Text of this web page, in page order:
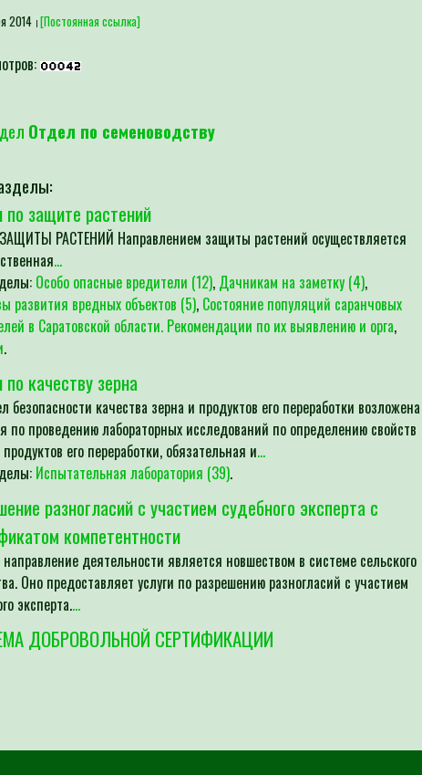
2014 [Постоянная ссылка]
Отдел по семеноводству
защите растений
РАСТЕНИЙ Направлением защиты растений осуществляется
...
Особо опасные вредители (12), Дачникам на заметку (4),
развития вредных объектов (5), Состояние популяций саранчовых
в Саратовской области. Рекомендации по их выявлению и орга,
.
качеству зерна
безопасности качества зерна и продуктов его переработки возложена
по проведению лабораторных исследований по определению свойств
его переработки, обязательная и...
Испытательная лаборатория (39).
разногласий с участием судебного эксперта с
компетентности
деятельности является новшеством в системе сельского
Оно предоставляет услуги по разрешению разногласий с участием
эксперта....
ДОБРОВОЛЬНОЙ СЕРТИФИКАЦИИ